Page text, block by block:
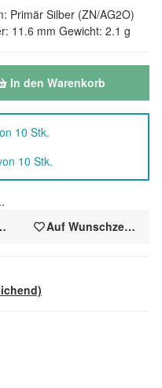
Primär Silber (ZN/AG2O)
11.6 mm Gewicht: 2.1 g
Auf Wunschzettel
In den Warenkorb
10 Stk.
10 Stk.